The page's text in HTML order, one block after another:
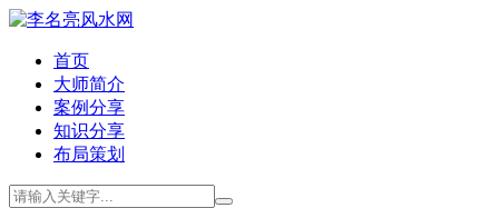
首页
大师简介
案例分享
知识分享
布局策划